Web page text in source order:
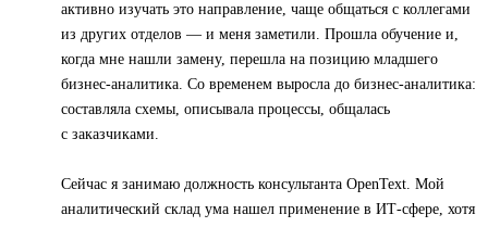
активно изучать это направление, чаще общаться с коллегами
из других отделов — и меня заметили. Прошла обучение и,
когда мне нашли замену, перешла на позицию младшего
бизнес-аналитика. Со временем выросла до бизнес-аналитика:
составляла схемы, описывала процессы, общалась
с заказчиками.
Сейчас я занимаю должность консультанта OpenText. Мой
аналитический склад ума нашел применение в ИТ-сфере, хотя